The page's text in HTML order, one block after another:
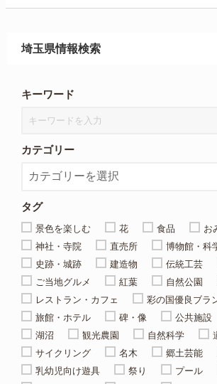
埼玉県情報検索
キーワード
カテゴリー
タグ
景色を楽しむ 花 食品
お
神社・寺院
直売所 博物館・科
史跡・城跡
建造物 伝統工芸
ご当地グルメ
紅葉 自然公園
レストラン・カフェ
彩の国優良ブラ
旅館・ホテル
碑・像 公共施設
湖沼
観光農園 自然科学
サイクリング
名木 郷土芸能
乳幼児向け遊具
祭り プール